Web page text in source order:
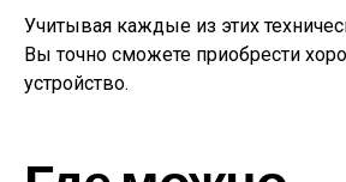
Учитывая каждые из этих
Вы точно сможете приобрести
устройство.